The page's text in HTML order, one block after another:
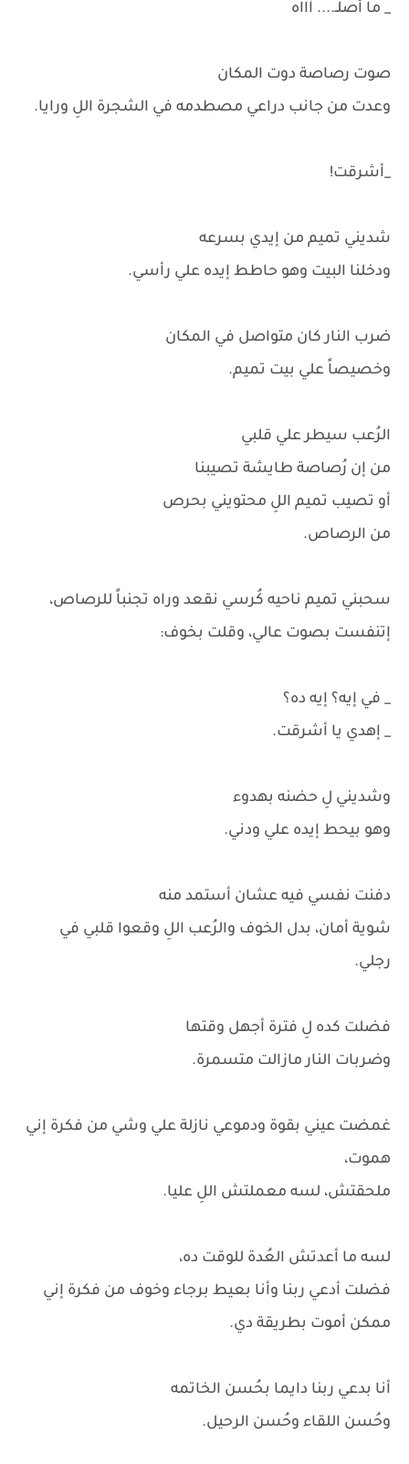
_ ما أصلـ.... آااه
صوت رصاصة دوت المكان
وعدت من جانب دراعي مصطدمه في الشجرة اللِ ورايا.
_أشرقت!
شديني تميم من إيدي بسرعه
ودخلنا البيت وهو حاطط إيده علي رأسي.
ضرب النار كان متواصل في المكان
وخصيصاً علي بيت تميم.
الرُعب سيطر علي قلبي
من إن رُصاصة طايشة تصيبنا
أو تصيب تميم اللِ محتويني بحرص
من الرصاص.
سحبني تميم ناحيه كُرسي نقعد وراه تجنباً للرصاص،
إتنفست بصوت عالي، وقلت بخوف:
_ في إيه؟ إيه ده؟
_ إهدي يا أشرقت.
وشديني لِ حضنه بهدوء
وهو بيحط إيده علي ودني.
دفنت نفسي فيه عشان أستمد منه
شوية أمان، بدل الخوف والرُعب اللِ وقعوا قلبي في
رجلي.
فضلت كده لِ فترة أجهل وقتها
وضربات النار مازالت متسمرة.
غمضت عيني بقوة ودموعي نازلة علي وشي من فكرة إني
هموت،
ملحقتش، لسه معملتش اللِ عليا.
لسه ما أعدتش العُدة للوقت ده،
فضلت أدعي ربنا وأنا بعيط برجاء وخوف من فكرة إني
ممكن أموت بطريقة دي.
أنا بدعي ربنا دايما بحُسن الخاتمه
وحُسن اللقاء وحُسن الرحيل.